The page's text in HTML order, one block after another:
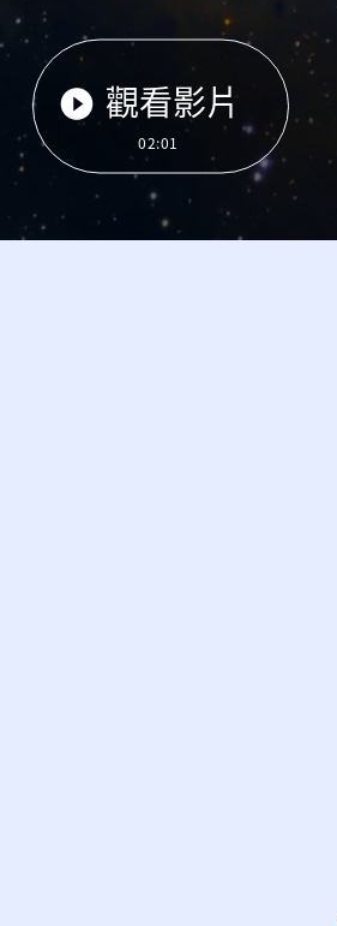
觀看影片
02:01